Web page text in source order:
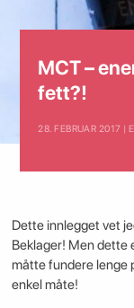
MCT –
fett?!
28. FEBRUAR 2017 |
Dette innlegget vet
Beklager! Men dette
måtte fundere lenge
enkel måte!